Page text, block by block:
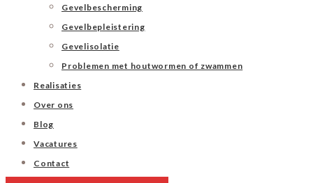
Gevelbescherming
Gevelbepleistering
Gevelisolatie
Problemen met houtwormen of zwammen
Realisaties
Over ons
Blog
Vacatures
Contact